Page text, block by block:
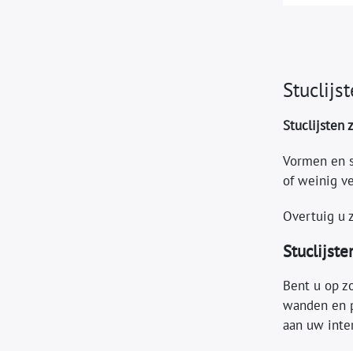
Stuclijsten
Vormen en
of weinig
Overtuig u
Bent u op
wanden en
aan uw